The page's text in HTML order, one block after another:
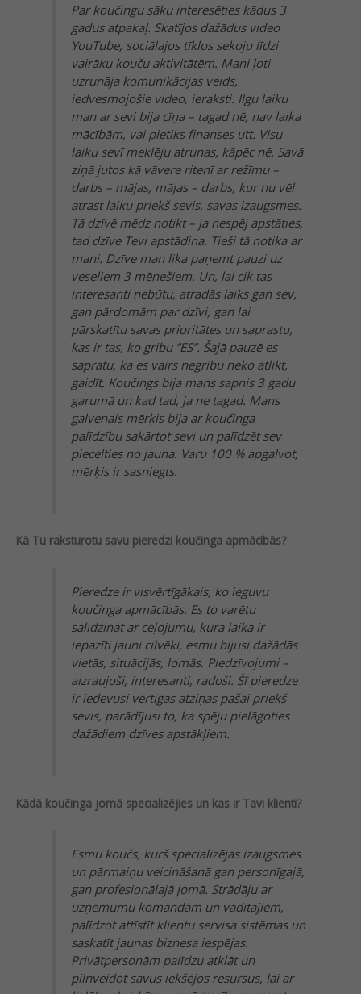
Par koučingu sāku interesēties kādus 3
gadus atpakaļ. Skatījos dažādus video
YouTube, sociālajos tīklos sekoju līdzi
vairāku kouču aktivitātēm. Mani ļoti
uzrunāja komunikācijas veids,
iedvesmojošie video, ieraksti. Ilgu laiku
man ar sevi bija cīņa – tagad nē, nav laika
mācībām, vai pietiks finanses utt. Visu
laiku sevī meklēju atrunas, kāpēc nē. Savā
ziņā jutos kā vāvere ritenī ar režīmu –
darbs – mājas, mājas – darbs, kur nu vēl
atrast laiku priekš sevis, savas izaugsmes.
Tā dzīvē mēdz notikt – ja nespēj apstāties,
tad dzīve Tevi apstādina. Tieši tā notika ar
mani. Dzīve man lika paņemt pauzi uz
veseliem 3 mēnešiem. Un, lai cik tas
interesanti nebūtu, atradās laiks gan sev,
gan pārdomām par dzīvi, gan lai
pārskatītu savas prioritātes un saprastu,
kas ir tas, ko gribu “ES”. Šajā pauzē es
sapratu, ka es vairs negribu neko atlikt,
gaidīt. Koučings bija mans sapnis 3 gadu
garumā un kad tad, ja ne tagad. Mans
galvenais mērķis bija ar koučinga
palīdzību sakārtot sevi un palīdzēt sev
piecelties no jauna. Varu 100 % apgalvot,
mērķis ir sasniegts.
Kā Tu raksturotu savu pieredzi koučinga apmācībās?
Pieredze ir visvērtīgākais, ko ieguvu
koučinga apmācībās. Es to varētu
salīdzināt ar ceļojumu, kura laikā ir
iepazīti jauni cilvēki, esmu bijusi dažādās
vietās, situācijās, lomās. Piedzīvojumi –
aizraujoši, interesanti, radoši. Šī pieredze
ir iedevusi vērtīgas atziņas pašai priekš
sevis, parādījusi to, ka spēju pielāgoties
dažādiem dzīves apstākļiem.
Kādā koučinga jomā specializējies un kas ir Tavi klienti?
Esmu koučs, kurš specializējas izaugsmes
un pārmaiņu veicināšanā gan personīgajā,
gan profesionālajā jomā. Strādāju ar
uzņēmumu komandām un vadītājiem,
palīdzot attīstīt klientu servisa sistēmas un
saskatīt jaunas biznesa iespējas.
Privātpersonām palīdzu atklāt un
pilnveidot savus iekšējos resursus, lai ar